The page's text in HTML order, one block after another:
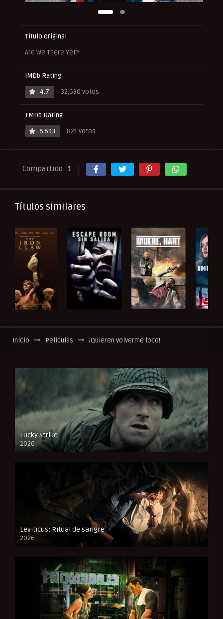
Título original
Are We There Yet?
IMDb Rating
4.7
32,690 votos
TMDb Rating
5.593
821 votos
Compartido 1
Títulos similares
Inicio Películas ¡Quieren volverme loco!
Lucky Strike
2026
FULL HD
Leviticus: Ritual de sangre
2026
FULL HD